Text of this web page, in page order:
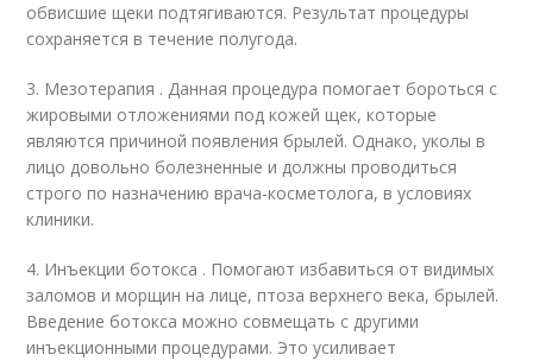
обвисшие щеки подтягиваются. Результат процедуры
сохраняется в течение полугода.
3. Мезотерапия . Данная процедура помогает бороться с
жировыми отложениями под кожей щек, которые
являются причиной появления брылей. Однако, уколы в
лицо довольно болезненные и должны проводиться
строго по назначению врача-косметолога, в условиях
клиники.
4. Инъекции ботокса . Помогают избавиться от видимых
заломов и морщин на лице, птоза верхнего века, брылей.
Введение ботокса можно совмещать с другими
инъекционными процедурами. Это усиливает